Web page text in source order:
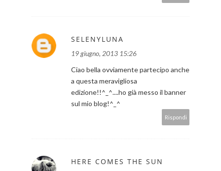
SELENYLUNA
19 giugno, 2013 15:26
Ciao bella ovviamente partecipo anche
a questa meravigliosa
edizione!!^_^....ho già messo il banner
sul mio blog!^_^
Rispondi
HERE COMES THE SUN